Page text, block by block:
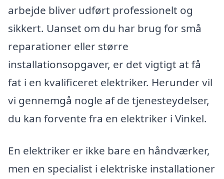
arbejde bliver udført professionelt og
sikkert. Uanset om du har brug for små
reparationer eller større
installationsopgaver, er det vigtigt at få
fat i en kvalificeret elektriker. Herunder vil
vi gennemgå nogle af de tjenesteydelser,
du kan forvente fra en elektriker i Vinkel.
En elektriker er ikke bare en håndværker,
men en specialist i elektriske installationer